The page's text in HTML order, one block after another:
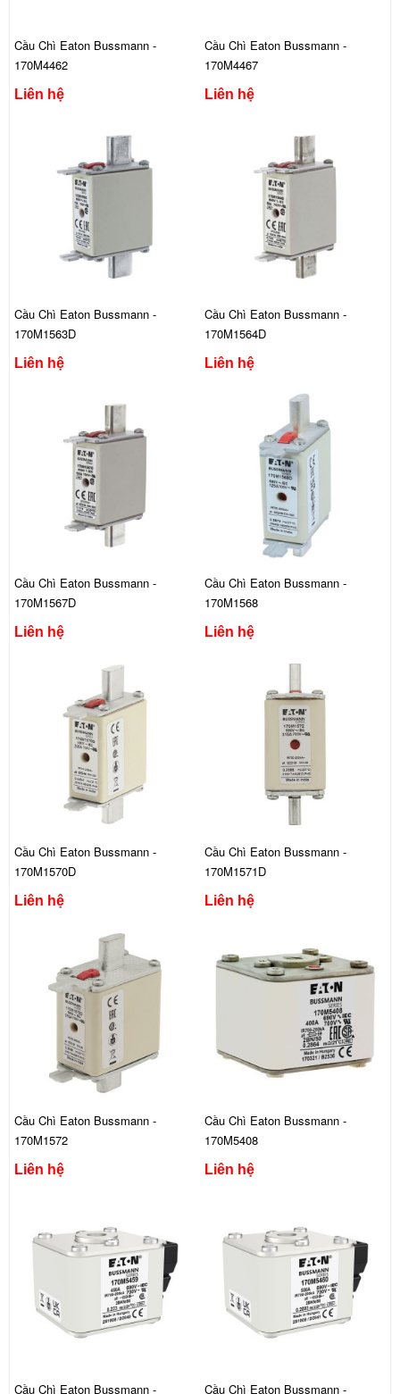
Cầu Chì Eaton Bussmann -
170M4462
Liên hệ
Cầu Chì Eaton Bussmann -
170M4467
Liên hệ
Cầu Chì Eaton Bussmann -
170M1563D
Liên hệ
Cầu Chì Eaton Bussmann -
170M1564D
Liên hệ
Cầu Chì Eaton Bussmann -
170M1567D
Liên hệ
Cầu Chì Eaton Bussmann -
170M1568
Liên hệ
Cầu Chì Eaton Bussmann -
170M1570D
Liên hệ
Cầu Chì Eaton Bussmann -
170M1571D
Liên hệ
Cầu Chì Eaton Bussmann -
170M1572
Liên hệ
Cầu Chì Eaton Bussmann -
170M5408
Liên hệ
Cầu Chì Eaton Bussmann -
Cầu Chì Eaton Bussmann -